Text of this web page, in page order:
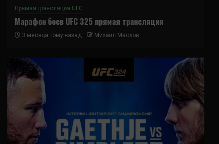
Прямая трансляция UFC
Марафон боев UFC 325 прямая трансляция
3 месяца тому назад Михаил Маслов